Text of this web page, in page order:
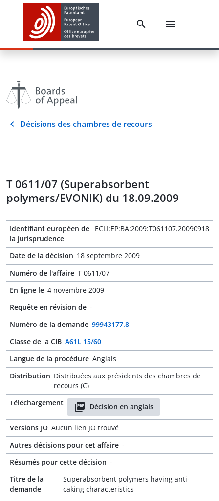
Décisions des chambres de recours
T 0611/07 (Superabsorbent
polymers/EVONIK) du 18.09.2009
Identifiant européen de
la jurisprudence
ECLI:EP:BA:2009:T061107.20090918
Date de la décision 18 septembre 2009
Numéro de l'affaire T 0611/07
En ligne le 4 novembre 2009
Requête en révision de -
Numéro de la demande 99943177.8
Classe de la CIB A61L 15/60
Langue de la procédure Anglais
Distribution Distribuées aux présidents des chambres de
recours (C)
Téléchargement
Décision en anglais
Versions JO Aucun lien JO trouvé
Autres décisions pour cet affaire -
Résumés pour cette décision -
Titre de la
demande
Superabsorbent polymers having anti-
caking characteristics